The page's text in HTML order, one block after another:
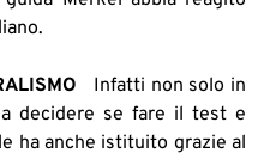
Infatti non solo in
decidere se fare il test e
ha anche istituito grazie al